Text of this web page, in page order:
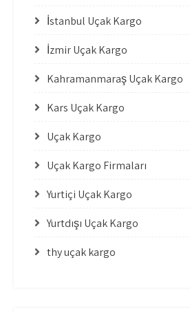
İstanbul Uçak Kargo
İzmir Uçak Kargo
Kahramanmaraş Uçak Kargo
Kars Uçak Kargo
Uçak Kargo
Uçak Kargo Firmaları
Yurtiçi Uçak Kargo
Yurtdışı Uçak Kargo
thy uçak kargo